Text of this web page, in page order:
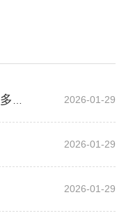
2026-01-29
2026-01-29
2026-01-29